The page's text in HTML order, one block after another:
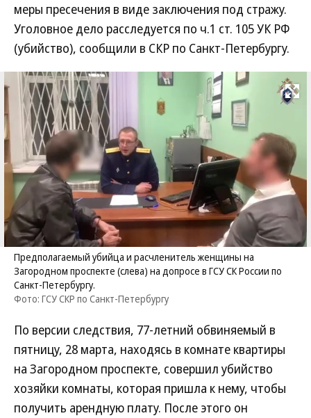
меры пресечения в виде заключения под стражу.
Уголовное дело расследуется по ч.1 ст. 105 УК РФ
(убийство), сообщили в СКР по Санкт-Петербургу.
Развернуть
Предполагаемый убийца и расчленитель женщины на
Загородном проспекте (слева) на допросе в ГСУ СК России по
Санкт-Петербургу.
Фото: ГСУ СКР по Санкт-Петербургу
По версии следствия, 77-летний обвиняемый в
пятницу, 28 марта, находясь в комнате квартиры
на Загородном проспекте, совершил убийство
хозяйки комнаты, которая пришла к нему, чтобы
получить арендную плату. После этого он